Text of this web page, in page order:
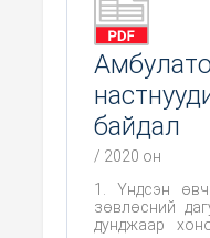
байдал
/ 2020 он
1. Үндсэн
зөвлөсний дагуу хэрэглэдэг настан 73.5% байна. 2.
дунджаар